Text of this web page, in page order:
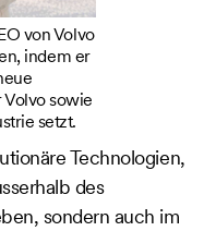
von Volvo
indem er
sowie
setzt.
Technologien,
des
sondern auch im